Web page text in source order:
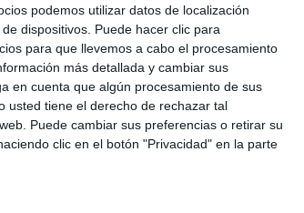
podemos utilizar datos de localización
dispositivos. Puede hacer clic para
para que llevemos a cabo el procesamiento
más detallada y cambiar sus
en cuenta que algún procesamiento de sus
usted tiene el derecho de rechazar tal
Puede cambiar sus preferencias o retirar su
clic en el botón "Privacidad" en la parte
aquí.